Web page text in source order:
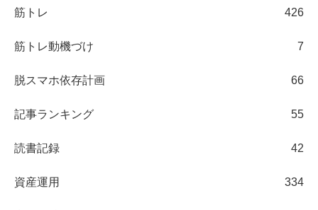
筋トレ 426
筋トレ動機づけ 7
脱スマホ依存計画 66
記事ランキング 55
読書記録 42
資産運用 334